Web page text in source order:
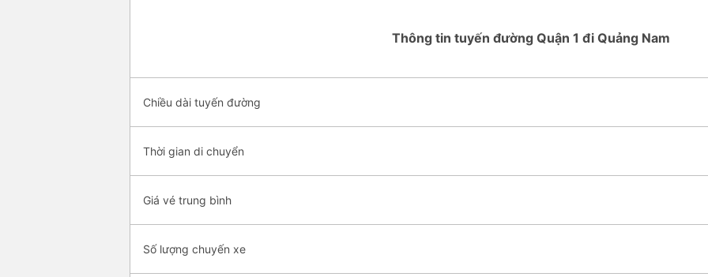
Thông tin tuyến đường Quận 1 đi Quảng Nam
Chiều dài tuyến đường
Thời gian di chuyển
Giá vé trung bình
Số lượng chuyến xe